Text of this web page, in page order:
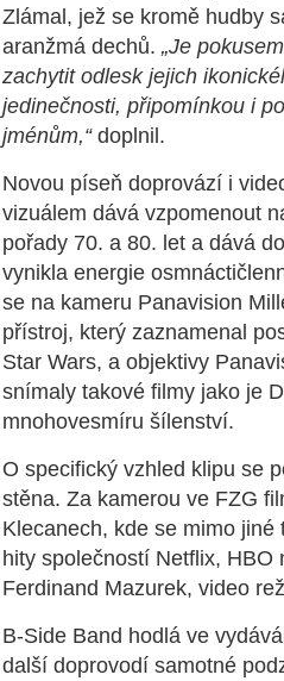
Zlámal, jež se kromě hudby
aranžmá dechů. „Je
zachytit odlesk jejich
jedinečnosti, připomínkou i
jménům,“doplnil.
Novou píseň doprovází i
vizuálem dává vzpomenout
pořady 70. a 80. let a dává
vynikla energie
se na kameru Panavision
přístroj, který zaznamenal
Star Wars, a objektivy
snímaly takové filmy jako je
mnohovesmíru šílenství.
O specifický vzhled klipu se
stěna. Za kamerou ve FZG
Klecanech, kde se mimo
hity společností Netflix, HBO
Ferdinand Mazurek, video
B-Side Band hodlá ve
další doprovodí samotné